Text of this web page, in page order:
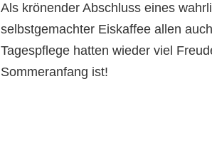
Als krönender Abschluss eines
selbstgemachter Eiskaffee allen
Tagespflege hatten wieder viel
Sommeranfang ist!